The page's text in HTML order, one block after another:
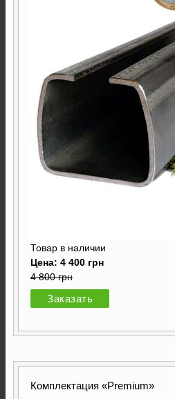
Товар в наличии
Цена: 4 400 грн
4 800 грн
Заказать
Комплектация «Premium»